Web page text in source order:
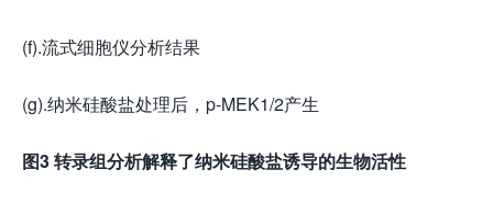
(f).流式细胞仪分析结果
(g).纳米硅酸盐处理后，p-MEK1/2产生
图3转录组分析解释了纳米硅酸盐诱导的生物活性